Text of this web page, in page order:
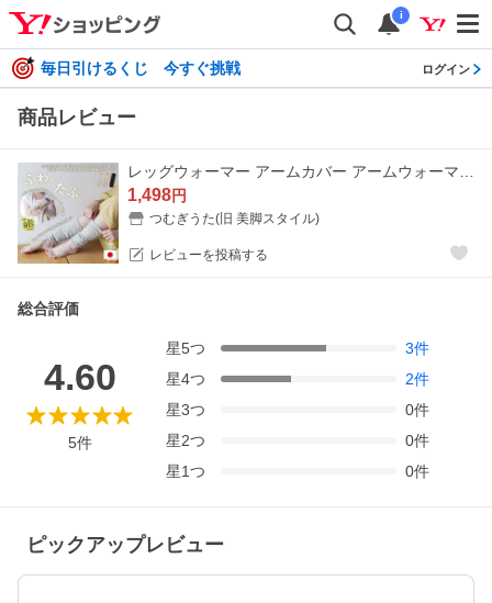
i
毎日引けるくじ 今すぐ挑戦 ログイン
商品レビュー
1,498円
つむぎうた(旧 美脚スタイル)
レビューを投稿する
総合評価
4.60
5件
星5つ 3件
星4つ 2件
星3つ 0件
星2つ 0件
星1つ 0件
ピックアップレビュー